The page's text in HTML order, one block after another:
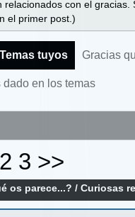
relacionados con el
el primer post.)
Temas tuyos Gracias
dado en los temas
2 3 >>
os parece...? /Curiosas